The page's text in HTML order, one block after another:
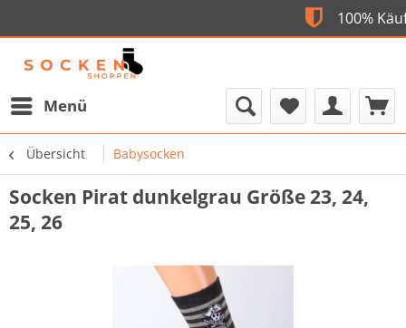
Flexible Bezahlung
Menü
Übersicht Babysocken
Socken Pirat dunkelgrau Größe 23, 24,
25, 26